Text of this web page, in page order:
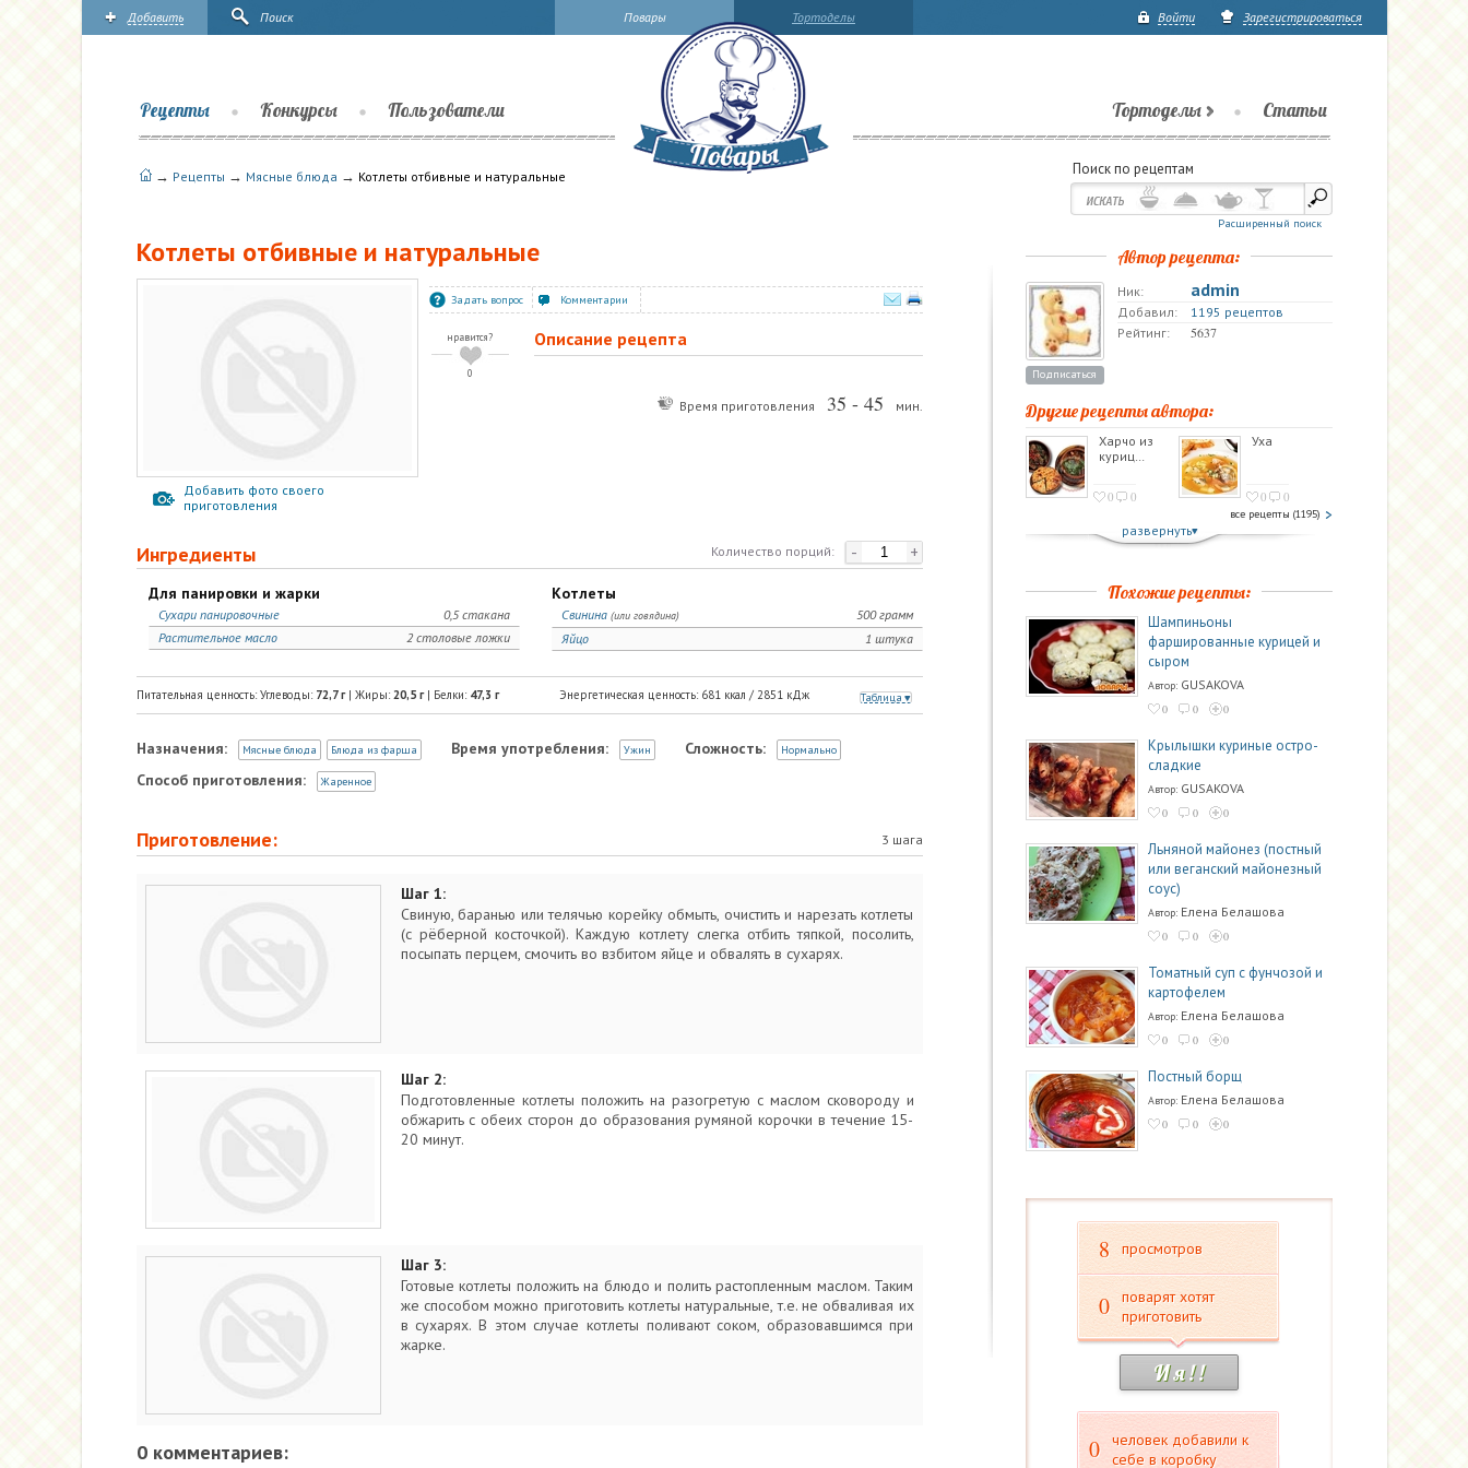
Тортоделы
Повары Войти Зарегистрироваться
Добавить Поиск
Тортоделы Статьи
Рецепты Конкурсы Пользователи
→ Рецепты → Мясные блюда → Котлеты отбивные и натуральные Поиск по рецептам
Расширенный поиск
Котлеты отбивные и натуральные
Добавить фото своего
приготовления
Задать вопрос Комментарии
нравится?
0
Описание рецепта
Время приготовления 35 - 45 мин.
- +
Количество порций:
Ингредиенты
Для панировки и жарки
0,5 стакана
Сухари панировочные
2 столовые ложки
Растительное масло
Котлеты
500 грамм
Свинина(или говядина)
1 штука
Яйцо
Таблица
Энергетическая ценность: 681ккал / 2851кДж
Питательная ценность: Углеводы: 72,7г| Жиры: 20,5г| Белки: 47,3 г
Назначения: Мясные блюда Блюда из фарша Время употребления: Ужин Сложность: Нормально
Способ приготовления: Жаренное
Приготовление: 3 шага
Шаг 1:
Свиную, баранью или телячью корейку обмыть, очистить и нарезать котлеты
(с рёберной косточкой). Каждую котлету слегка отбить тяпкой, посолить,
посыпать перцем, смочить во взбитом яйце и обвалять в сухарях.
Шаг 2:
Подготовленные котлеты положить на разогретую с маслом сковороду и
обжарить с обеих сторон до образования румяной корочки в течение 15-
20 минут.
Шаг 3:
Готовые котлеты положить на блюдо и полить растопленным маслом. Таким
же способом можно приготовить котлеты натуральные, т.е. не обваливая их
в сухарях. В этом случае котлеты поливают соком, образовавшимся при
жарке.
0 комментариев:
Автор рецепта:
Подписаться
Ник: admin
Добавил:
1195 рецептов
Рейтинг:
5637
Другие рецепты автора:
Харчо из
куриц…
0 0
Уха
0 0
все рецепты (1195)
развернуть
Похожие рецепты:
Шампиньоны
фаршированные курицей и
сыром
Автор: GUSAKOVA
0 0 0
Крылышки куриные остро-
сладкие
Автор: GUSAKOVA
0 0 0
Льняной майонез (постный
или веганский майонезный
соус)
Автор: Елена Белашова
0 0 0
Томатный суп с фунчозой и
картофелем
Автор: Елена Белашова
0 0 0
Постный борщ
Автор: Елена Белашова
0 0 0
8 просмотров
0
поварят хотят
приготовить
И я ! !
0
человек добавили к
себе в коробку